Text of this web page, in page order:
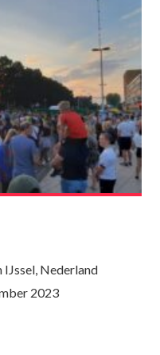
IJssel, Nederland
2023